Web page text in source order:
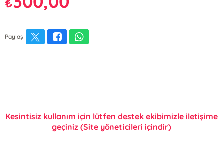
Paylaş
Kesintisiz kullanım için lütfen destek ekibimizle iletişime
geçiniz (Site yöneticileri içindir)